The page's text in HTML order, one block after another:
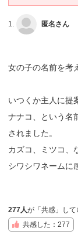
1. 匿名さん
女の子の名前を考
いつくか主人に提
ナナコ、という名
されました。
カズコ、ミツコ、
シワシワネームに
277人が「共感」して
共感した：277